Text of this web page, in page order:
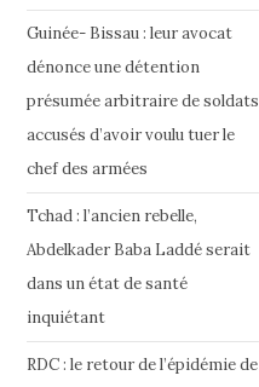
Guinée- Bissau : leur avocat
dénonce une détention
présumée arbitraire de soldats
accusés d’avoir voulu tuer le
chef des armées
Tchad : l’ancien rebelle,
Abdelkader Baba Laddé serait
dans un état de santé
inquiétant
RDC : le retour de l’épidémie de